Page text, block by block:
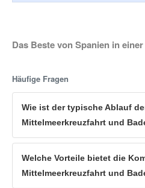
Das Beste von Spanien in
Häufige Fragen
Wie ist der typische Ablauf
Mittelmeerkreuzfahrt und
Welche Vorteile bietet die
Mittelmeerkreuzfahrt und